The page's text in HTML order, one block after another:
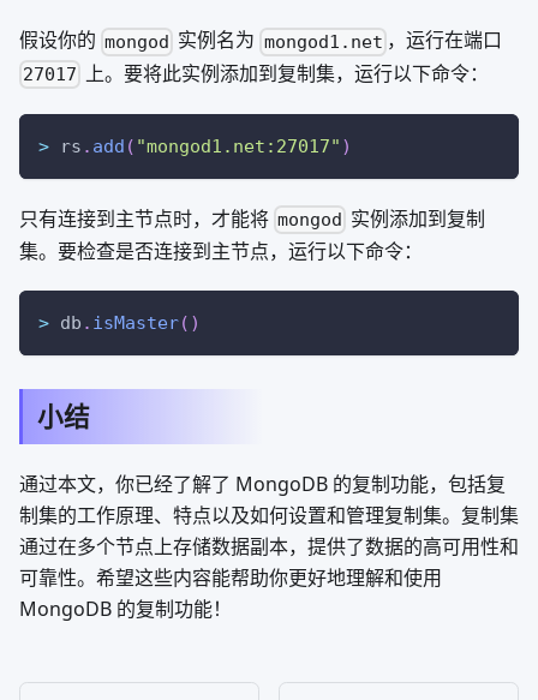
假设你的 mongod 实例名为 mongod1.net ，运行在端口
27017 上。要将此实例添加到复制集，运行以下命令：
> rs . add ( "mongod1.net:27017" )
只有连接到主节点时，才能将 mongod 实例添加到复制
集。要检查是否连接到主节点，运行以下命令：
> db . isMaster( )
小结
通过本文，你已经了解了 MongoDB 的复制功能，包括复
制集的工作原理、特点以及如何设置和管理复制集。复制集
通过在多个节点上存储数据副本，提供了数据的高可用性和
可靠性。希望这些内容能帮助你更好地理解和使用
MongoDB 的复制功能！